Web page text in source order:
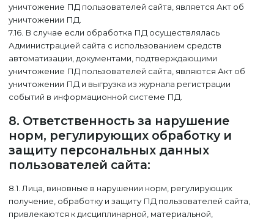
уничтожение ПД пользователей сайта, является Акт об
уничтожении ПД.
7.16. В случае если обработка ПД осуществлялась
Администрацией сайта с использованием средств
автоматизации, документами, подтверждающими
уничтожение ПД пользователей сайта, являются Акт об
уничтожении ПД и выгрузка из журнала регистрации
событий в информационной системе ПД.
8. Ответственность за нарушение
норм, регулирующих обработку и
защиту персональных данных
пользователей сайта:
8.1. Лица, виновные в нарушении норм, регулирующих
получение, обработку и защиту ПД пользователей сайта,
привлекаются к дисциплинарной, материальной,